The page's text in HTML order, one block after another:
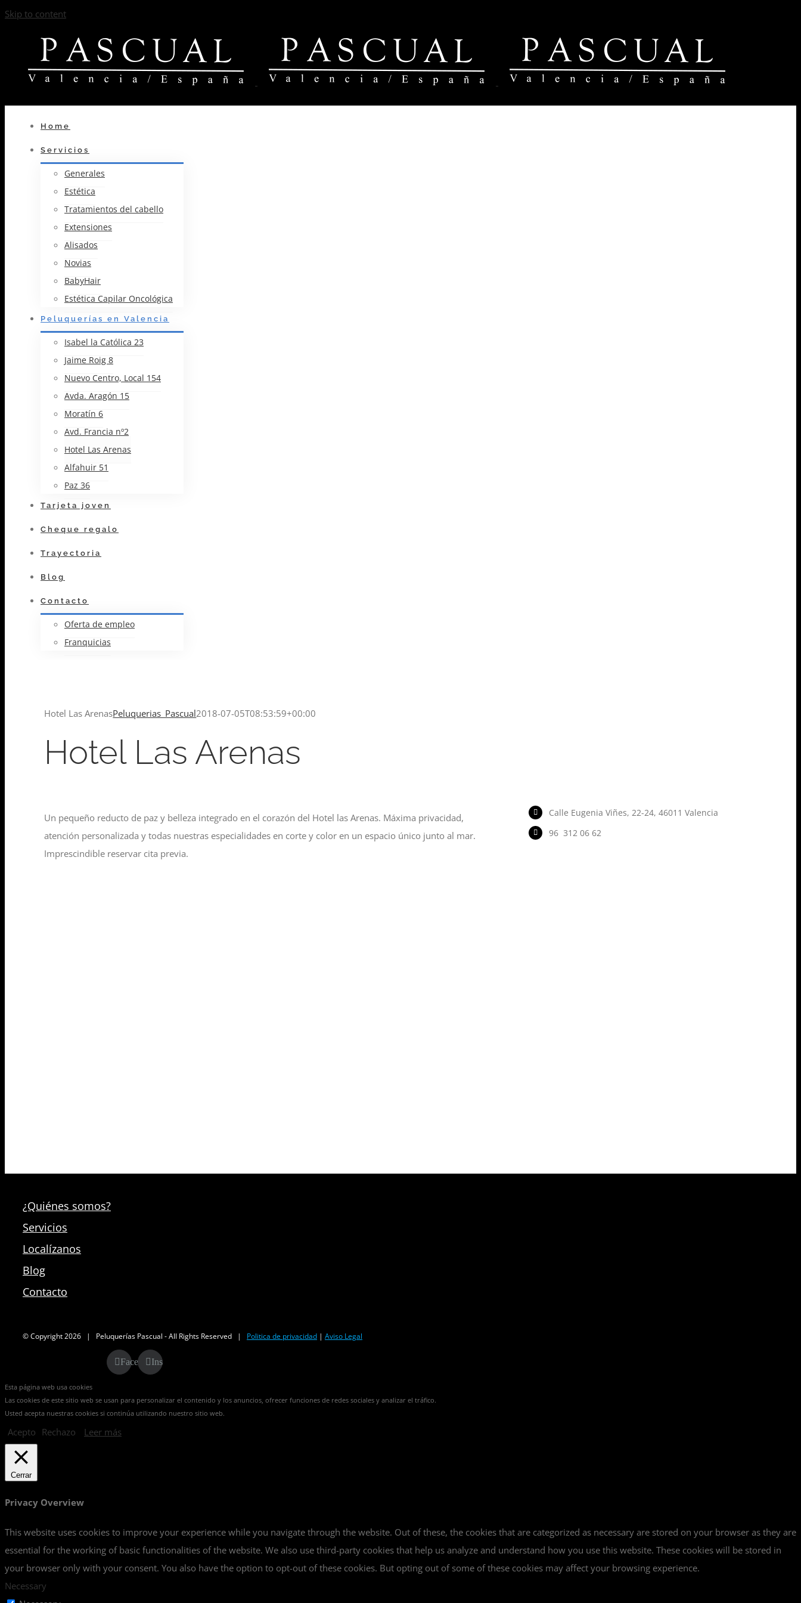
Skip to content
Home
Servicios
Generales
Estética
Tratamientos del cabello
Extensiones
Alisados
Novias
BabyHair
Estética Capilar Oncológica
Peluquerías en Valencia
Isabel la Católica 23
Jaime Roig 8
Nuevo Centro, Local 154
Avda. Aragón 15
Moratín 6
Avd. Francia nº2
Hotel Las Arenas
Alfahuir 51
Paz 36
Tarjeta joven
Cheque regalo
Trayectoria
Blog
Contacto
Oferta de empleo
Franquicias
Hotel Las ArenasPeluquerias_Pascual2018-07-05T08:53:59+00:00
Hotel Las Arenas
Un pequeño reducto de paz y belleza integrado en el corazón del Hotel las Arenas. Máxima privacidad,
atención personalizada y todas nuestras especialidades en corte y color en un espacio único junto al mar.
Imprescindible reservar cita previa.
Calle Eugenia Viñes, 22-24, 46011 Valencia
96 312 06 62
¿Quiénes somos?
Servicios
Localízanos
Blog
Contacto
© Copyright2026 | Peluquerías Pascual - All Rights Reserved | Politica de privacidad | Aviso Legal
FacebookInstagram
Esta página web usa cookies
Las cookies de este sitio web se usan para personalizar el contenido y los anuncios, ofrecer funciones de redes sociales y analizar el tráfico.
Usted acepta nuestras cookies si continúa utilizando nuestro sitio web.
Acepto Rechazo Leer más
Cerrar
Privacy Overview
This website uses cookies to improve your experience while you navigate through the website. Out of these, the cookies that are categorized as necessary are stored on your browser as they are
essential for the working of basic functionalities of the website. We also use third-party cookies that help us analyze and understand how you use this website. These cookies will be stored in
your browser only with your consent. You also have the option to opt-out of these cookies. But opting out of some of these cookies may affect your browsing experience.
Necessary